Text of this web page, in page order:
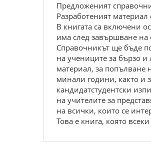
Предложеният
Разработеният
В книгата са включени
има след завършване на
Справочникът ще бъде
на учениците за бързо и
материал, за попълване
минали години, както и
кандидатстудентски
на учителите за
на всички, които се
Това е книга, която